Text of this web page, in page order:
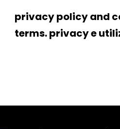
privacy policy and
terms.privacye